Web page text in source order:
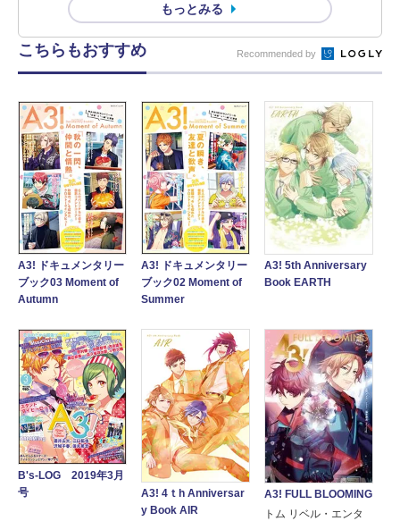
もっとみる
こちらもおすすめ Recommended by
A3! ドキュメンタリー
ブック03 Moment of
Autumn
A3! ドキュメンタリー
ブック02 Moment of
Summer
A3! 5th Anniversary
Book EARTH
B's-LOG 2019年3月
号
A3! 4ｔh Anniversar
y Book AIR
A3! FULL BLOOMING
トム リベル・エンタ